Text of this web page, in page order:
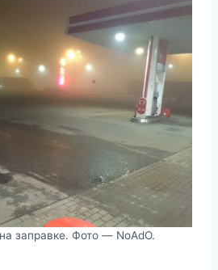
заправке. Фото — NoAdO.